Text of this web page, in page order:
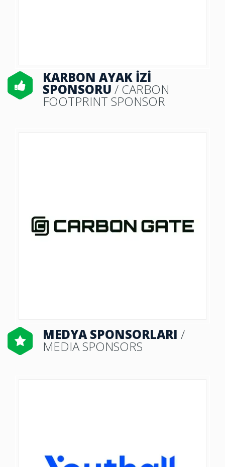
KARBON AYAK İZİ
SPONSORU / CARBON
FOOTPRINT SPONSOR
MEDYA SPONSORLARI /
MEDIA SPONSORS